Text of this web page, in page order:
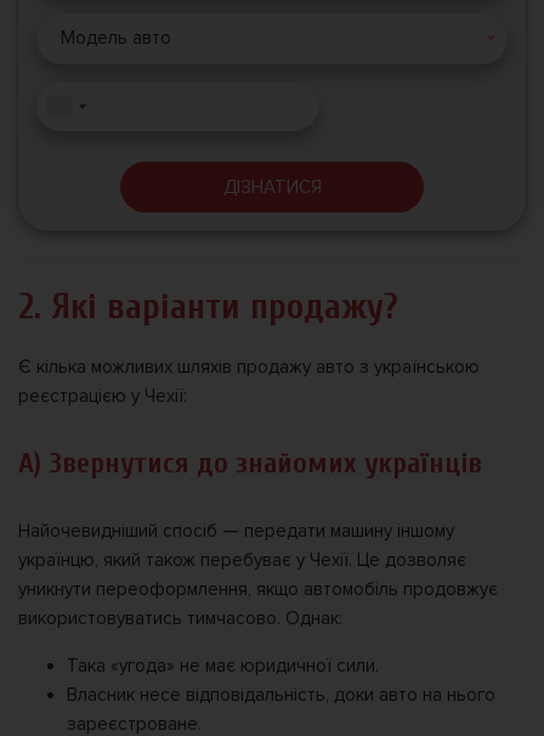
Модель авто
ДІЗНАТИСЯ
2. Які варіанти продажу?
Є кілька можливих шляхів продажу авто з українською
реєстрацією у Чехії:
А) Звернутися до знайомих українців
Найочевидніший спосіб — передати машину іншому
українцю, який також перебуває у Чехії. Це дозволяє
уникнути переоформлення, якщо автомобіль продовжує
використовуватись тимчасово. Однак:
Така «угода» не має юридичної сили.
Власник несе відповідальність, доки авто на нього
зареєстроване.